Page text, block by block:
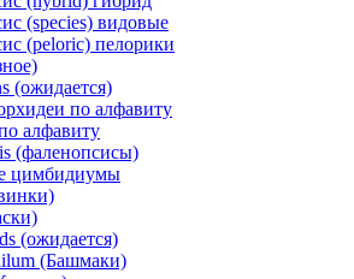
(species) видовые
(peloric) пелорики
(ожидается)
по алфавиту
алфавиту
(фаленопсисы)
цимбидиумы
(ожидается)
(Башмаки)